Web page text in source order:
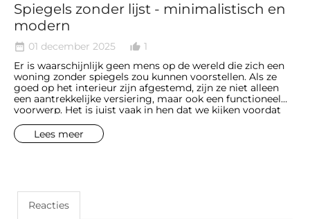
Spiegels zonder lijst - minimalistisch en
modern
date_range 01 december 2025 thumb_up_alt 1
Er is waarschijnlijk geen mens op de wereld die zich een
woning zonder spiegels zou kunnen voorstellen. Als ze
goed op het interieur zijn afgestemd, zijn ze niet alleen
een aantrekkelijke versiering, maar ook een functioneel
voorwerp. Het is juist vaak in hen dat we kijken voordat
er goed uitzien.
Lees meer
Reacties